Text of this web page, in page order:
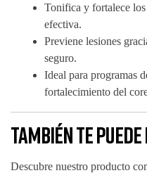
Tonifica y fortalece los
efectiva.
Previene lesiones
seguro.
Ideal para programas
fortalecimiento del
También te
Descubre nuestro producto